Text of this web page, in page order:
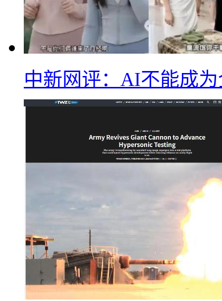
中新网评：AI不能成